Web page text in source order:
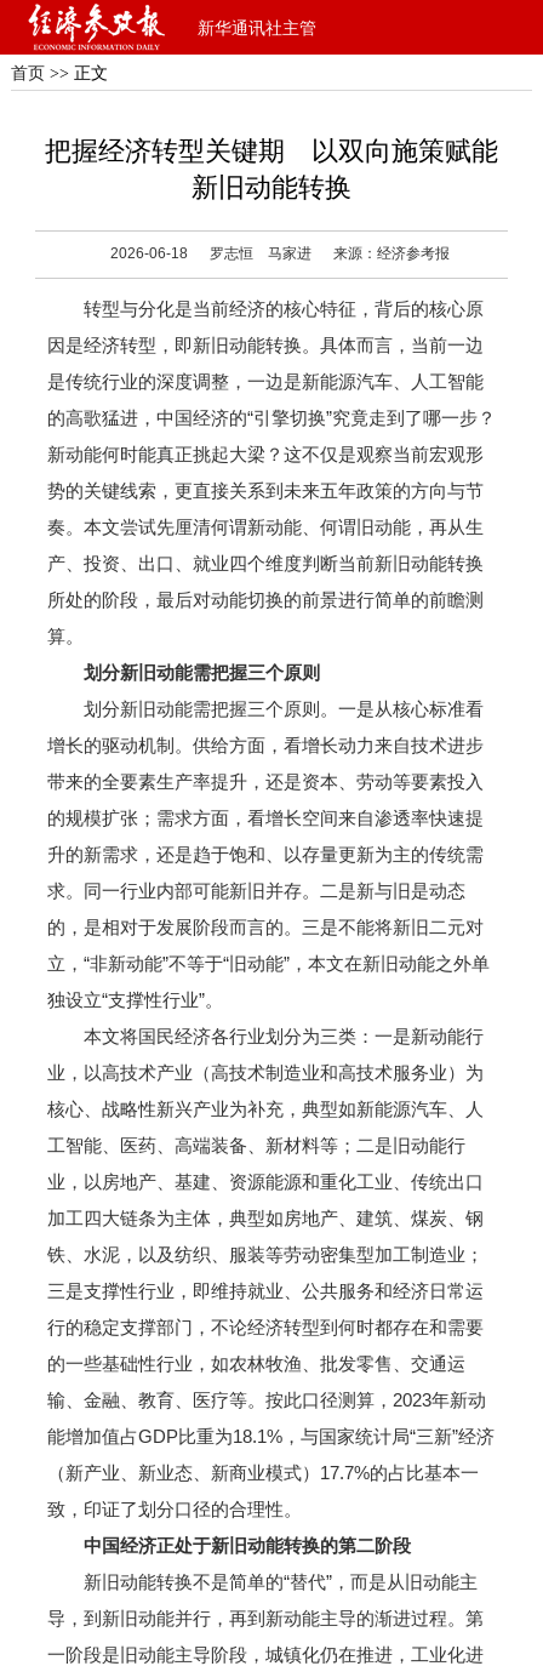
新华通讯社主管
首页 >> 正文
把握经济转型关键期 以双向施策赋能
新旧动能转换
2026-06-18 罗志恒 马家进 来源：经济参考报
转型与分化是当前经济的核心特征，背后的核心原
因是经济转型，即新旧动能转换。具体而言，当前一边
是传统行业的深度调整，一边是新能源汽车、人工智能
的高歌猛进，中国经济的“引擎切换”究竟走到了哪一步？
新动能何时能真正挑起大梁？这不仅是观察当前宏观形
势的关键线索，更直接关系到未来五年政策的方向与节
奏。本文尝试先厘清何谓新动能、何谓旧动能，再从生
产、投资、出口、就业四个维度判断当前新旧动能转换
所处的阶段，最后对动能切换的前景进行简单的前瞻测
算。
划分新旧动能需把握三个原则
划分新旧动能需把握三个原则。一是从核心标准看
增长的驱动机制。供给方面，看增长动力来自技术进步
带来的全要素生产率提升，还是资本、劳动等要素投入
的规模扩张；需求方面，看增长空间来自渗透率快速提
升的新需求，还是趋于饱和、以存量更新为主的传统需
求。同一行业内部可能新旧并存。二是新与旧是动态
的，是相对于发展阶段而言的。三是不能将新旧二元对
立，“非新动能”不等于“旧动能”，本文在新旧动能之外单
独设立“支撑性行业”。
本文将国民经济各行业划分为三类：一是新动能行
业，以高技术产业（高技术制造业和高技术服务业）为
核心、战略性新兴产业为补充，典型如新能源汽车、人
工智能、医药、高端装备、新材料等；二是旧动能行
业，以房地产、基建、资源能源和重化工业、传统出口
加工四大链条为主体，典型如房地产、建筑、煤炭、钢
铁、水泥，以及纺织、服装等劳动密集型加工制造业；
三是支撑性行业，即维持就业、公共服务和经济日常运
行的稳定支撑部门，不论经济转型到何时都存在和需要
的一些基础性行业，如农林牧渔、批发零售、交通运
输、金融、教育、医疗等。按此口径测算，2023年新动
能增加值占GDP比重为18.1%，与国家统计局“三新”经济
（新产业、新业态、新商业模式）17.7%的占比基本一
致，印证了划分口径的合理性。
中国经济正处于新旧动能转换的第二阶段
新旧动能转换不是简单的“替代”，而是从旧动能主
导，到新旧动能并行，再到新动能主导的渐进过程。第
一阶段是旧动能主导阶段，城镇化仍在推进，工业化进